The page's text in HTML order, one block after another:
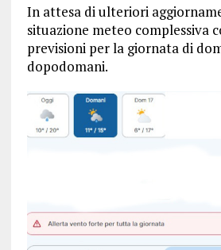
In attesa di ulteriori
situazione meteo complessiva
previsioni per la giornata di
dopodomani.